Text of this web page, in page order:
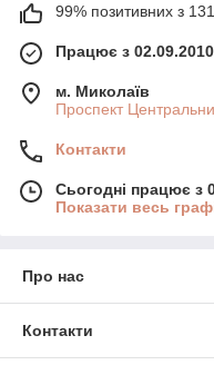
99% позитивних з 131
Працює з 02.09.2010
м. Миколаїв
Проспект
Контакти
Сьогодні працює з
Показати весь
Про нас
Контакти